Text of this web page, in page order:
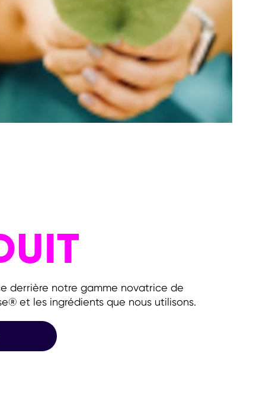
derrière notre gamme novatrice de
et les ingrédients que nous utilisons.